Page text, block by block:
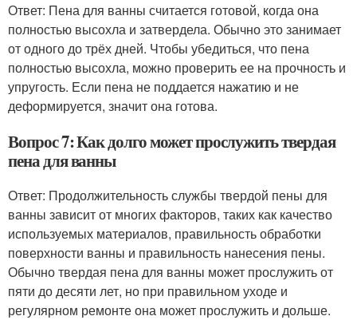
Ответ: Пена для ванны считается готовой, когда она
полностью высохла и затвердела. Обычно это занимает
от одного до трёх дней. Чтобы убедиться, что пена
полностью высохла, можно проверить ее на прочность и
упругость. Если пена не поддается нажатию и не
деформируется, значит она готова.
Вопрос 7: Как долго может прослужить твердая
пена для ванны
Ответ: Продолжительность службы твердой пены для
ванны зависит от многих факторов, таких как качество
используемых материалов, правильность обработки
поверхности ванны и правильность нанесения пены.
Обычно твердая пена для ванны может прослужить от
пяти до десяти лет, но при правильном уходе и
регулярном ремонте она может прослужить и дольше.